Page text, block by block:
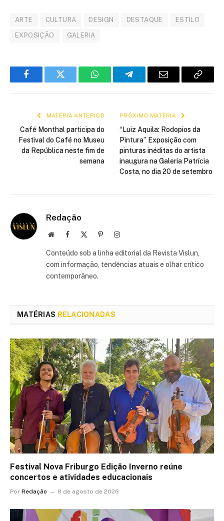
ARTE CULTURA DESIGN DESTAQUE ESTILO
EXPOSIÇÃO GALERIA
FacebookTwitter WhatsAppTelegramE-
Copiar
MATÉRIA ANTERIOR
Café Monthal participa do
Festival do Café no Museu
da República neste fim de
semana
PRÓXIMO MATÉRIA
“Luiz Aquila: Rodopios da
Pintura” Exposição com
pinturas inéditas do artista
inaugura na Galeria Patrícia
Costa, no dia 20 de setembro
Redação
Site Facebook PinterestInstagram
Conteúdo sob a linha editorial da Revista Vislun,
com informação, tendências atuais e olhar crítico
contemporâneo.
MATÉRIAS RELACIONADAS
Festival Nova Friburgo Edição Inverno reúne
concertos e atividades educacionais
Por Redação 8 de agosto de 2026